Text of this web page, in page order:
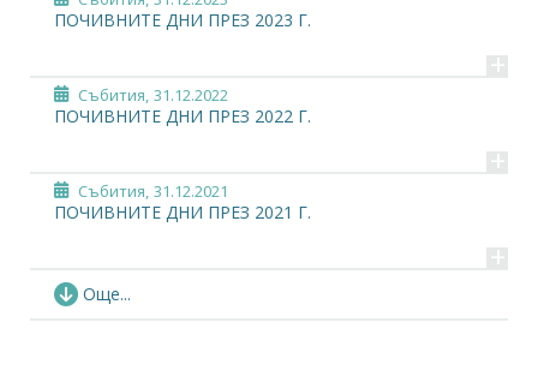
ПОЧИВНИТЕ ДНИ ПРЕЗ 2023 Г.
+
Събития, 31.12.2022
ПОЧИВНИТЕ ДНИ ПРЕЗ 2022 Г.
+
Събития, 31.12.2021
ПОЧИВНИТЕ ДНИ ПРЕЗ 2021 Г.
+
Събития,
ПОЧИВНИТЕ ДНИ ПРЕЗ 2020 Г.
Още...